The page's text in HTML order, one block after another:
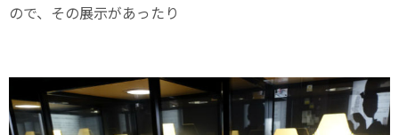
ので、その展示があったり